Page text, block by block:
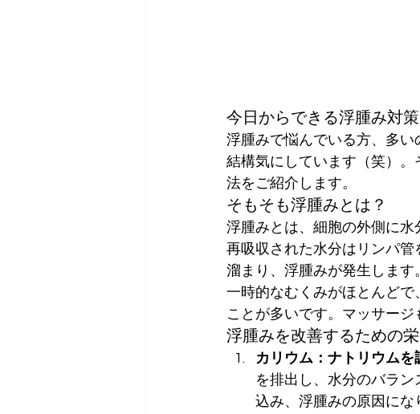
今日からできる浮腫み対
浮腫みで悩んでいる方、多
結構気にしています（笑）
法をご紹介します。
そもそも浮腫みとは？
浮腫みとは、細胞の外側に
再吸収された水分はリンパ
溜まり、浮腫みが発生します
一時的なむくみがほとんど
ことが多いです。マッサージ
浮腫みを改善するための
カリウム：ナトリウムを
を排出し、水分のバラ
込み、浮腫みの原因にな